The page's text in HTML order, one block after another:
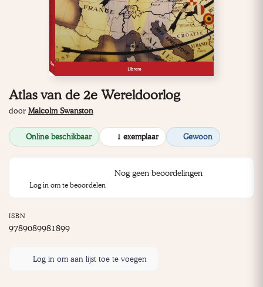
Atlas van de 2e Wereldoorlog
door Malcolm Swanston
Online beschikbaar 1 exemplaar Gewoon
Nog geen beoordelingen
Log in om te beoordelen
ISBN
9789089981899
Log in om aan lijst toe te voegen